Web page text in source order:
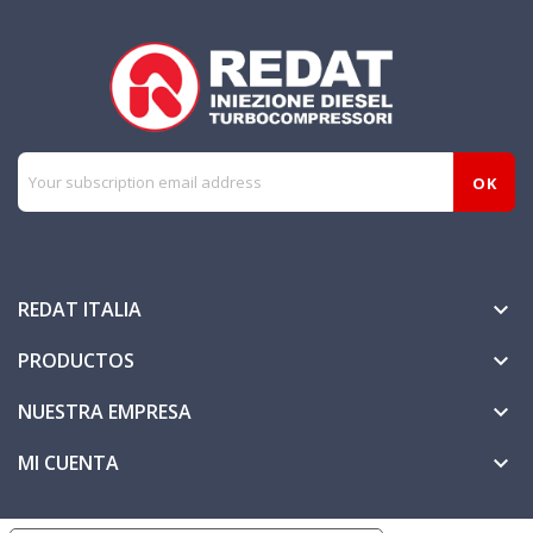
REDAT ITALIA 
PRODUCTOS 
NUESTRA EMPRESA 
MI CUENTA 